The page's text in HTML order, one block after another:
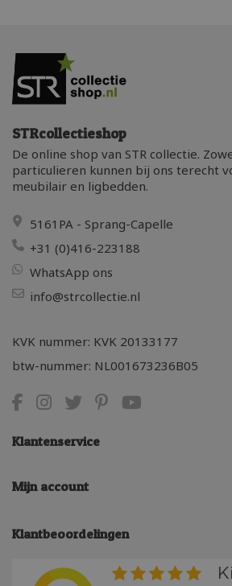
STRcollectieshop
De online shop van STR collectie.
particulieren kunnen bij ons terecht
meubilair en ligbedden.
5161PA - Sprang-Capelle
+31 (0)416-223188
WhatsApp ons
info@strcollectie.nl
KVK nummer: KVK 20133177
btw-nummer: NL001673236B05
Klantenservice
Mijn account
Klantbeoordelingen